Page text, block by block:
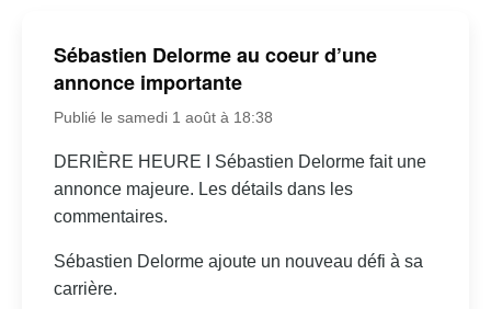
Sébastien Delorme au coeur d’une
annonce importante
Publié le samedi 1 août à 18:38
DERIÈRE HEURE I Sébastien Delorme fait une
annonce majeure. Les détails dans les
commentaires.
Sébastien Delorme ajoute un nouveau défi à sa
carrière.